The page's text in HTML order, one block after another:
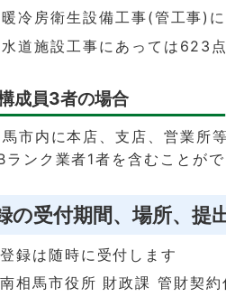
暖冷房衛生設備工事(管工事)
水道施設工事にあっては623
成員3者の場合
市内に本店、支店、営業所
ランク業者1者を含むことが
の受付期間、場所、提
登録は随時に受付します
南相馬市役所 財政課 管財契